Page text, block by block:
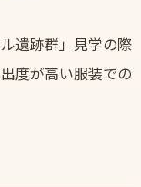
遺跡群」見学の際
度が高い服装での